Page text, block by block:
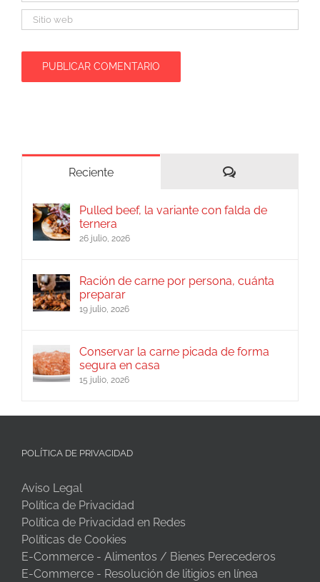
Reciente Comentarios
Pulled beef, la variante con falda de
ternera
26 julio, 2026
Ración de carne por persona, cuánta
preparar
19 julio, 2026
Conservar la carne picada de forma
segura en casa
15 julio, 2026
POLÍTICA DE PRIVACIDAD
Aviso Legal
Política de Privacidad
Política de Privacidad en Redes
Políticas de Cookies
E-Commerce - Alimentos / Bienes Perecederos
E-Commerce - Resolución de litigios en línea